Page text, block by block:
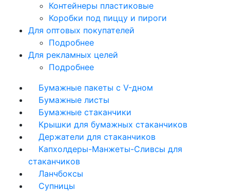
Контейнеры пластиковые
Коробки под пиццу и пироги
Для оптовых покупателей
Подробнее
Для рекламных целей
Подробнее
Бумажные пакеты с V-дном
Бумажные листы
Бумажные стаканчики
Крышки для бумажных стаканчиков
Держатели для стаканчиков
Капхолдеры-Манжеты-Сливсы для
стаканчиков
Ланчбоксы
Супницы